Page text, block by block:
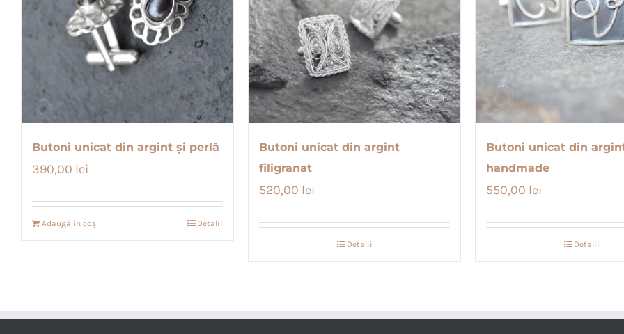
Butoni unicat din argint și perlă
390,00 lei
Adaugă în coș Detalii
Butoni unicat din argint
filigranat
520,00 lei
Detalii
Butoni unicat din
handmade
550,00 lei
Detalii